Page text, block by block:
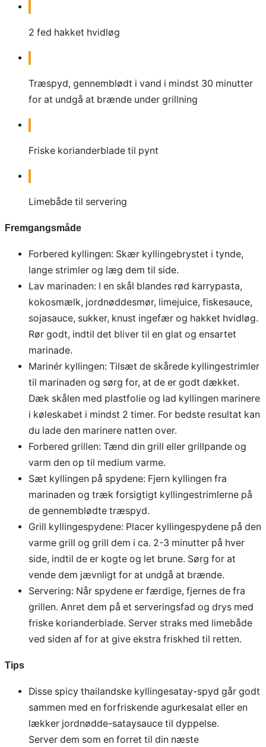
2 fed hakket hvidløg
Træspyd, gennemblødt i vand i mindst 30 minutter
for at undgå at brænde under grillning
Friske korianderblade til pynt
Limebåde til servering
Fremgangsmåde
Forbered kyllingen: Skær kyllingebrystet i tynde,
lange strimler og læg dem til side.
Lav marinaden: I en skål blandes rød karrypasta,
kokosmælk, jordnøddesmør, limejuice, fiskesauce,
sojasauce, sukker, knust ingefær og hakket hvidløg.
Rør godt, indtil det bliver til en glat og ensartet
marinade.
Marinér kyllingen: Tilsæt de skårede kyllingestrimler
til marinaden og sørg for, at de er godt dækket.
Dæk skålen med plastfolie og lad kyllingen marinere
i køleskabet i mindst 2 timer. For bedste resultat kan
du lade den marinere natten over.
Forbered grillen: Tænd din grill eller grillpande og
varm den op til medium varme.
Sæt kyllingen på spydene: Fjern kyllingen fra
marinaden og træk forsigtigt kyllingestrimlerne på
de gennemblødte træspyd.
Grill kyllingespydene: Placer kyllingespydene på den
varme grill og grill dem i ca. 2-3 minutter på hver
side, indtil de er kogte og let brune. Sørg for at
vende dem jævnligt for at undgå at brænde.
Servering: Når spydene er færdige, fjernes de fra
grillen. Anret dem på et serveringsfad og drys med
friske korianderblade. Server straks med limebåde
ved siden af for at give ekstra friskhed til retten.
Tips
Disse spicy thailandske kyllingesatay-spyd går godt
sammen med en forfriskende agurkesalat eller en
lækker jordnødde-sataysauce til dyppelse.
Server dem som en forret til din næste